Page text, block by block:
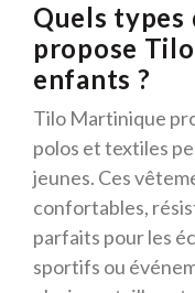
Quels types
propose
enfants ?
Tilo Martinique
polos et textiles
jeunes. Ces
confortables,
parfaits pour les
sportifs ou